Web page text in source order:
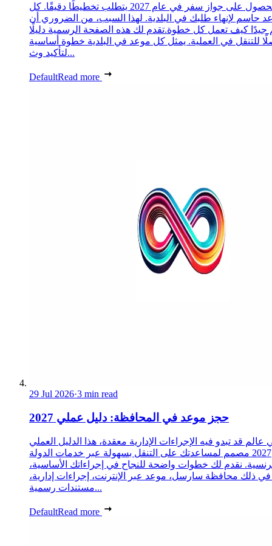
الحصول على جواز سفر في عام 2027 يتطلب تخطيطًا دقيقًا. كل
حاسم لإنهاء طلبك في البلدية. لهذا السبب، من الضروري أن
جيدًا كيف تعمل كل خطوة.تقدم لك هذه الصفحة الرسمية دليلًا
للتنقل في العملية. يمثل كل موعد في البلدية خطوة أساسية
لتأكيد وث...
DefaultRead more
29 Jul 2026·3 min read
حجز موعد في المحافظة: دليل عملي 2027
عالم قد تبدو فيه الإجراءات الإدارية معقدة، هذا الدليل العملي
2027 مصمم لمساعدتك على التنقل بسهولة عبر خدمات الدولة
نقدم لك خطوات واضحة للنجاح في إجراءاتك الأساسية،
في ذلك محافظة سارسل، موعد عبر الإنترنت، إجراءات إدارية،
مستندات رسمية...
DefaultRead more